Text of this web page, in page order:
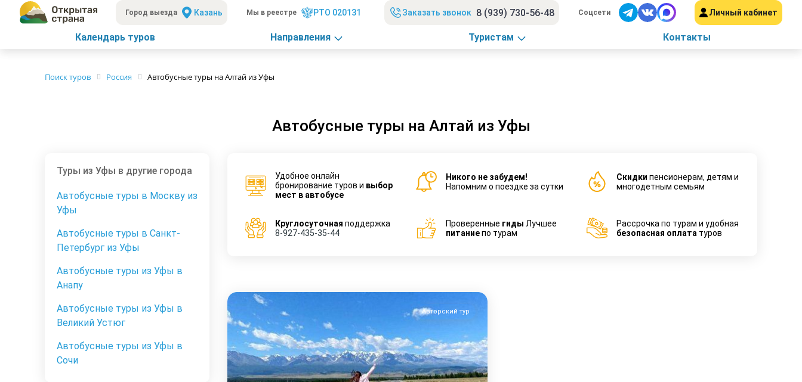
Город выезда Казань Мы в реестре РТО 020131 Заказать звонок 8 (939) 730-56-48 Соцсети Личный кабинет
Календарь туров Направления Туристам Контакты
Поиск туров Россия Автобусные туры на Алтай из Уфы
Автобусные туры на Алтай из Уфы
Туры из Уфы в другие города
Автобусные туры в Москву из
Уфы
Автобусные туры в Санкт-
Петербург из Уфы
Автобусные туры из Уфы в
Анапу
Автобусные туры из Уфы в
Великий Устюг
Автобусные туры из Уфы в
Сочи
Удобное онлайн
бронирование туров и выбор
мест в автобусе
Никого не забудем!
Напомним о поездке за сутки
Cкидки пенсионерам, детям и
многодетным семьям
Круглосуточная поддержка
8-927-435-35-44
Проверенные гиды Лучшее
питаниепо турам
Рассрочка по турам и удобная
безопасная оплата туров
Авторский тур